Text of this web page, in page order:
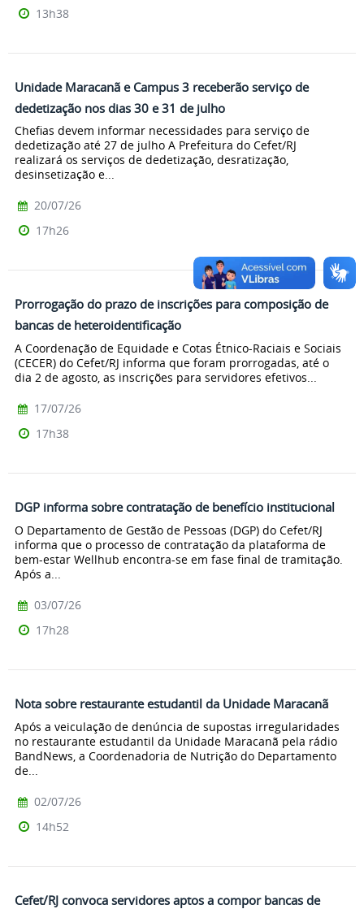
13h38
Unidade Maracanã e Campus 3 receberão serviço de
dedetização nos dias 30 e 31 de julho
Chefias devem informar necessidades para serviço de
dedetização até 27 de julho A Prefeitura do Cefet/RJ
realizará os serviços de dedetização, desratização,
desinsetização e...
20/07/26
17h26
Prorrogação do prazo de inscrições para composição de
bancas de heteroidentificação
A Coordenação de Equidade e Cotas Étnico-Raciais e Sociais
(CECER) do Cefet/RJ informa que foram prorrogadas, até o
dia 2 de agosto, as inscrições para servidores efetivos...
17/07/26
17h38
DGP informa sobre contratação de benefício institucional
O Departamento de Gestão de Pessoas (DGP) do Cefet/RJ
informa que o processo de contratação da plataforma de
bem-estar Wellhub encontra-se em fase final de tramitação.
Após a...
03/07/26
17h28
Nota sobre restaurante estudantil da Unidade Maracanã
Após a veiculação de denúncia de supostas irregularidades
no restaurante estudantil da Unidade Maracanã pela rádio
BandNews, a Coordenadoria de Nutrição do Departamento
de...
02/07/26
14h52
Cefet/RJ convoca servidores aptos a compor bancas de